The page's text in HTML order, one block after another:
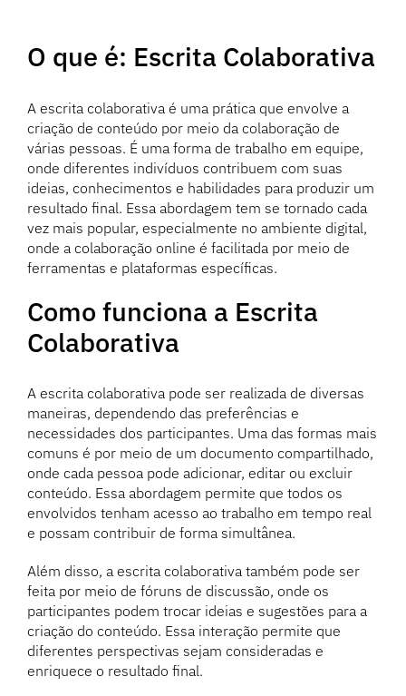
O que é: Escrita Colaborativa
A escrita colaborativa é uma prática que envolve a
criação de conteúdo por meio da colaboração de
várias pessoas. É uma forma de trabalho em equipe,
onde diferentes indivíduos contribuem com suas
ideias, conhecimentos e habilidades para produzir um
resultado final. Essa abordagem tem se tornado cada
vez mais popular, especialmente no ambiente digital,
onde a colaboração online é facilitada por meio de
ferramentas e plataformas específicas.
Como funciona a Escrita
Colaborativa
A escrita colaborativa pode ser realizada de diversas
maneiras, dependendo das preferências e
necessidades dos participantes. Uma das formas mais
comuns é por meio de um documento compartilhado,
onde cada pessoa pode adicionar, editar ou excluir
conteúdo. Essa abordagem permite que todos os
envolvidos tenham acesso ao trabalho em tempo real
e possam contribuir de forma simultânea.
Além disso, a escrita colaborativa também pode ser
feita por meio de fóruns de discussão, onde os
participantes podem trocar ideias e sugestões para a
criação do conteúdo. Essa interação permite que
diferentes perspectivas sejam consideradas e
enriquece o resultado final.